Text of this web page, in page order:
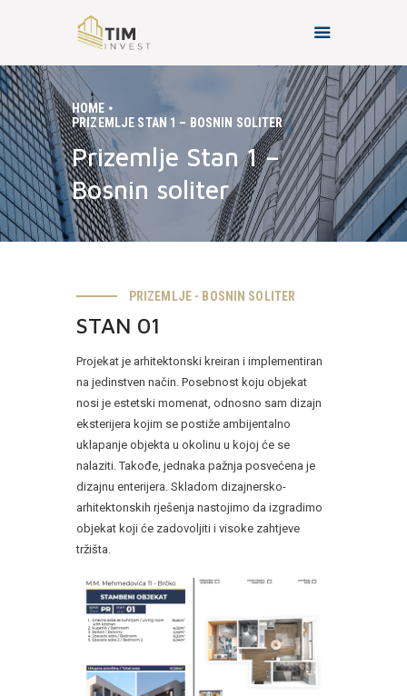
HOME
PRIZEMLJE STAN 1 – BOSNIN SOLITER
Prizemlje Stan 1 –
Bosnin soliter
HOME
O NAMA
PROJEKTI
KONTAKT
PRIZEMLJE - BOSNIN SOLITER
STAN 01
Projekat je arhitektonski kreiran i implementiran
na jedinstven način. Posebnost koju objekat
nosi je estetski momenat, odnosno sam dizajn
eksterijera kojim se postiže ambijentalno
uklapanje objekta u okolinu u kojoj će se
nalaziti. Takođe, jednaka pažnja posvećena je
dizajnu enterijera. Skladom dizajnersko-
arhitektonskih rješenja nastojimo da izgradimo
objekat koji će zadovoljiti i visoke zahtjeve
tržišta.